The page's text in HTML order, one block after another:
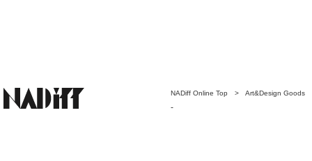
NADiff Online Top > Art&Design Goods
-